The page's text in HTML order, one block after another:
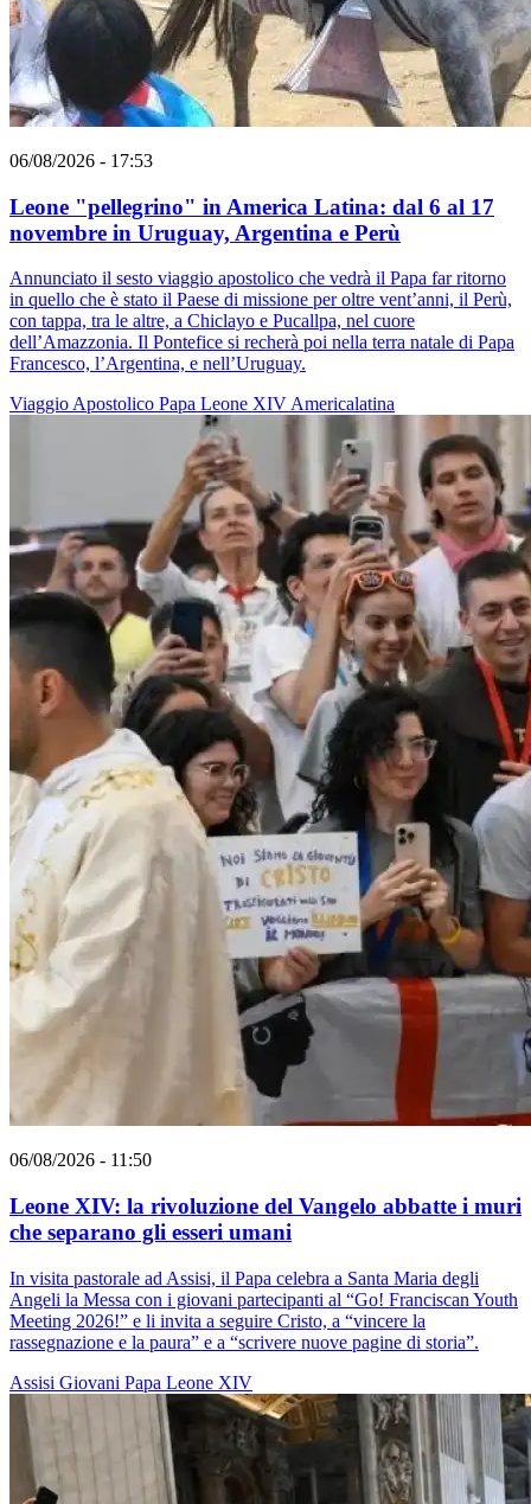
06/08/2026 - 17:53
Leone "pellegrino" in America Latina: dal 6 al 17
novembre in Uruguay, Argentina e Perù
Annunciato il sesto viaggio apostolico che vedrà il Papa far ritorno
in quello che è stato il Paese di missione per oltre vent’anni, il Perù,
con tappa, tra le altre, a Chiclayo e Pucallpa, nel cuore
dell’Amazzonia. Il Pontefice si recherà poi nella terra natale di Papa
Francesco, l’Argentina, e nell’Uruguay.
Viaggio Apostolico Papa Leone XIV Americalatina
06/08/2026 - 11:50
Leone XIV: la rivoluzione del Vangelo abbatte i muri
che separano gli esseri umani
In visita pastorale ad Assisi, il Papa celebra a Santa Maria degli
Angeli la Messa con i giovani partecipanti al “Go! Franciscan Youth
Meeting 2026!” e li invita a seguire Cristo, a “vincere la
rassegnazione e la paura” e a “scrivere nuove pagine di storia”.
Assisi Giovani Papa Leone XIV